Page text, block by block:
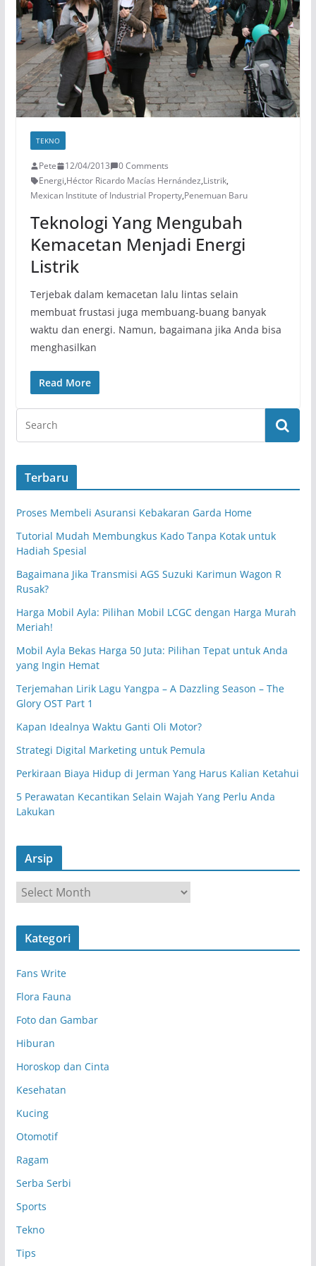
TEKNO
Pete 12/04/2013
0 Comments
Energi,Héctor Ricardo Macías Hernández,Listrik,
Mexican Institute of Industrial Property,Penemuan Baru
Teknologi Yang Mengubah
Kemacetan Menjadi Energi
Listrik
Terjebak dalam kemacetan lalu lintas selain
membuat frustasi juga membuang-buang banyak
waktu dan energi. Namun, bagaimana jika Anda bisa
menghasilkan
Read More
Terbaru
Proses Membeli Asuransi Kebakaran Garda Home
Tutorial Mudah Membungkus Kado Tanpa Kotak untuk
Hadiah Spesial
Bagaimana Jika Transmisi AGS Suzuki Karimun Wagon R
Rusak?
Harga Mobil Ayla: Pilihan Mobil LCGC dengan Harga Murah
Meriah!
Mobil Ayla Bekas Harga 50 Juta: Pilihan Tepat untuk Anda
yang Ingin Hemat
Terjemahan Lirik Lagu Yangpa – A Dazzling Season – The
Glory OST Part 1
Kapan Idealnya Waktu Ganti Oli Motor?
Strategi Digital Marketing untuk Pemula
Perkiraan Biaya Hidup di Jerman Yang Harus Kalian Ketahui
5 Perawatan Kecantikan Selain Wajah Yang Perlu Anda
Lakukan
Arsip
r
s
Kategori
Fans Write
Flora Fauna
Foto dan Gambar
Hiburan
Horoskop dan Cinta
Kesehatan
Kucing
Otomotif
Ragam
Serba Serbi
Sports
Tekno
Tips